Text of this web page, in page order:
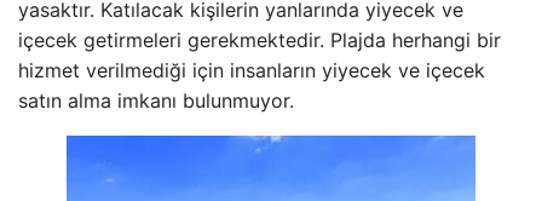
yasaktır. Katılacak kişilerin yanlarında yiyecek ve
içecek getirmeleri gerekmektedir. Plajda herhangi bir
hizmet verilmediği için insanların yiyecek ve içecek
satın alma imkanı bulunmuyor.